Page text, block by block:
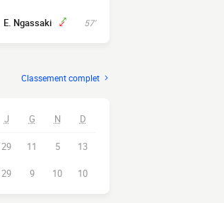
57'
E. Ngassaki
Classement complet
J G N D
29 11 5 13
29 9 10 10